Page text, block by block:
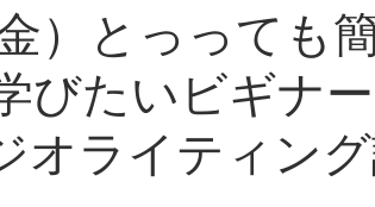
）とっっても
びたいビギナ
オライティン